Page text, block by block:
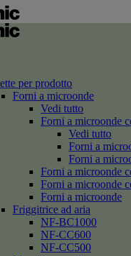
per prodotto
Forni a microonde
Vedi tutto
Forni a microonde
Vedi tutto
Forni a
Forni a
Forni a microonde
Forni a microonde
Forni a microonde
Friggitrice ad aria
NF-BC1000
NF-CC600
NF-CC500